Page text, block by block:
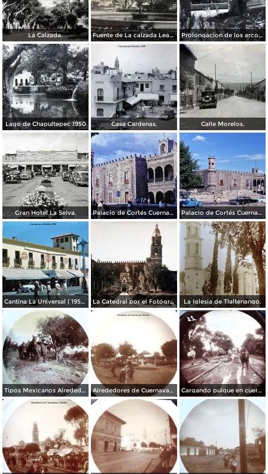
La Calzada. Fuente de La calzada Leandro Valle. Prolongacion de los arcos de Guadalupe.
Lago de Chapultepec 1950 Casa Cardenas. Calle Morelos.
Gran Hotel La Selva. Palacio de Cortés Cuernavaca Morelos 1967 Palacio de Cortés Cuernavaca Morelos 1967
Cantina La Universal ( 1950 ). La Catedral por el Fotógrafo Hugo Brehme. La Iglesia de Tlaltenango.
Tipos Mexicanos Alrededores de Cuernavaca Morelos.. Alrededores de Cuernavaca Morelos. Cargando pulque en cueros de puerco Alrededores de Cuernavaca Morelos.